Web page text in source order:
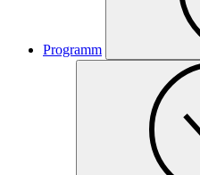
Programm